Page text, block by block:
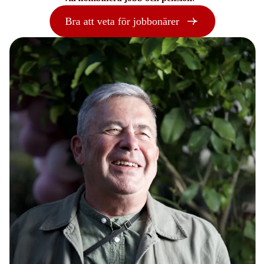
Bra att veta för jobbonärer